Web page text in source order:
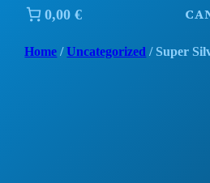
0,00 €
Home /Uncategorized / Super